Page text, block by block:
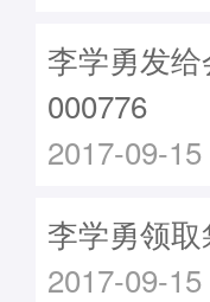
李学勇发
000776
2017-09-
李学勇领
2017-09-